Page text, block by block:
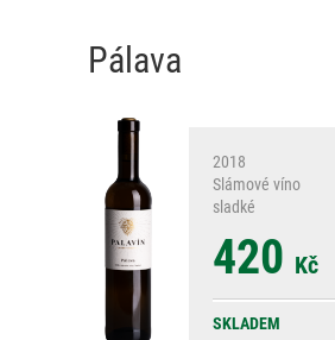
Pálava
2018
Slámové víno
sladké
420 Kč
SKLADEM